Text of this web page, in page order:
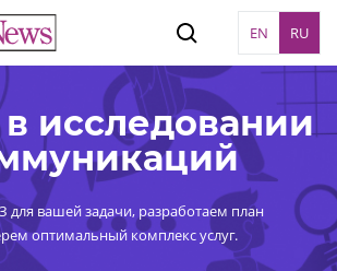
EN RU
исследовании
для вашей задачи, разработаем план
оптимальный комплекс услуг.